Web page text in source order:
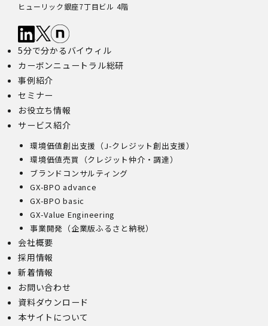
ヒューリック銀座7丁目ビル 4階
5分で分かるバイウィル
カーボンニュートラル総研
事例紹介
セミナー
お役立ち情報
サービス紹介
環境価値創出支援（J-クレジット創出支援）
環境価値売買（クレジット仲介・調達）
ブランドコンサルティング
GX-BPO advance
GX-BPO basic
GX-Value Engineering
事業開発（企業版ふるさと納税）
会社概要
採用情報
新着情報
お問い合わせ
資料ダウンロード
本サイトについて